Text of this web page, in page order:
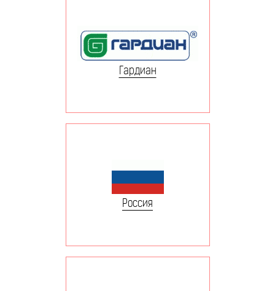
Гардиан
Россия